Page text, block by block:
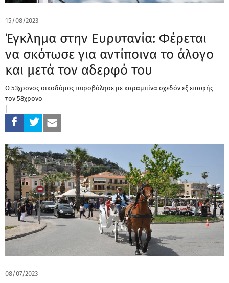
15/08/2023
Έγκλημα στην Ευρυτανία: Φέρεται
να σκότωσε για αντίποινα το άλογο
και μετά τον αδερφό του
Ο 53χρονος οικοδόμος πυροβόλησε με καραμπίνα σχεδόν εξ επαφής
τον 58χρονο
08/07/2023